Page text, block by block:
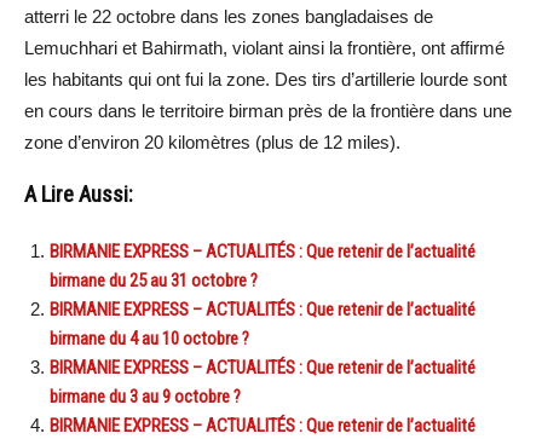
atterri le 22 octobre dans les zones bangladaises de
Lemuchhari et Bahirmath, violant ainsi la frontière, ont affirmé
les habitants qui ont fui la zone. Des tirs d’artillerie lourde sont
en cours dans le territoire birman près de la frontière dans une
zone d’environ 20 kilomètres (plus de 12 miles).
A Lire Aussi:
BIRMANIE EXPRESS – ACTUALITÉS : Que retenir de l’actualité
birmane du 25 au 31 octobre ?
BIRMANIE EXPRESS – ACTUALITÉS : Que retenir de l’actualité
birmane du 4 au 10 octobre ?
BIRMANIE EXPRESS – ACTUALITÉS : Que retenir de l’actualité
birmane du 3 au 9 octobre ?
BIRMANIE EXPRESS – ACTUALITÉS : Que retenir de l’actualité